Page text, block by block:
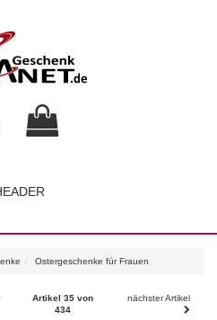
Ostergeschenke für Frauen
Artikel 35 von
434
nächster Artikel